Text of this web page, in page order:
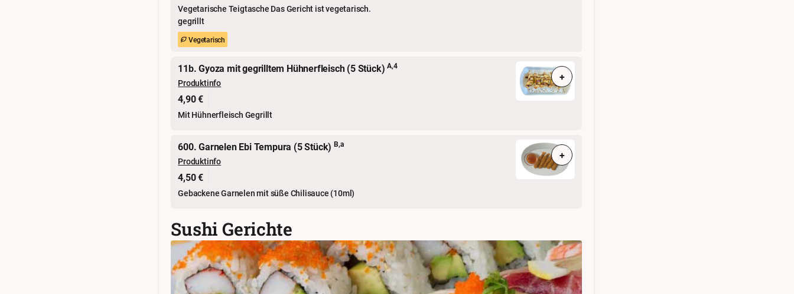
Vegetarische Teigtasche Das Gericht ist vegetarisch.
gegrillt
Vegetarisch
11b. Gyoza mit gegrilltem Hühnerfleisch (5 Stück)A,4
Produktinfo
4,90 €
Mit Hühnerfleisch Gegrillt
+
600. Garnelen Ebi Tempura (5 Stück)B,a
Produktinfo
4,50 €
Gebackene Garnelen mit süße Chilisauce (10ml)
+
Sushi Gerichte